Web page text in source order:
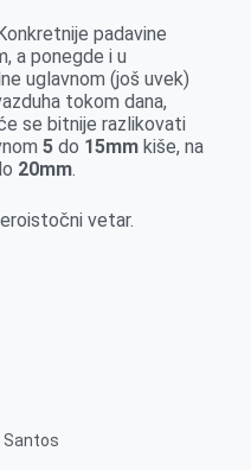
padavine
a ponegde i u
uglavnom (još uvek)
tokom dana,
se bitnije razlikovati
5do 15mmkiše, na
20mm.
vetar.
Santos